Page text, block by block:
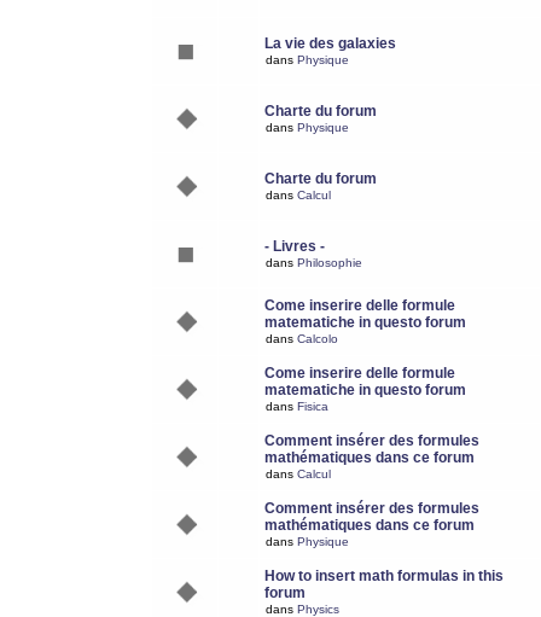
La vie des galaxies
dans Physique
Charte du forum
dans Physique
Charte du forum
dans Calcul
- Livres -
dans Philosophie
Come inserire delle formule
matematiche in questo forum
dans Calcolo
Come inserire delle formule
matematiche in questo forum
dans Fisica
Comment insérer des formules
mathématiques dans ce forum
dans Calcul
Comment insérer des formules
mathématiques dans ce forum
dans Physique
How to insert math formulas in this
forum
dans Physics